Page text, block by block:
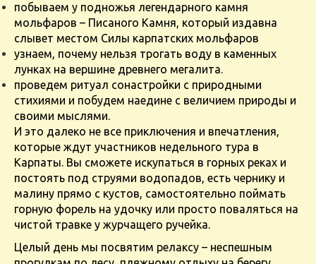
побываем у подножья легендарного камня
мольфаров – Писаного Камня, который издавна
слывет местом Силы карпатских мольфаров
узнаем, почему нельзя трогать воду в каменных
лунках на вершине древнего мегалита.
проведем ритуал сонастройки с природными
стихиями и побудем наедине с величием природы и
своими мыслями.
И это далеко не все приключения и впечатления,
которые ждут участников недельного тура в
Карпаты. Вы сможете искупаться в горных реках и
постоять под струями водопадов, есть чернику и
малину прямо с кустов, самостоятельно поймать
горную форель на удочку или просто поваляться на
чистой травке у журчащего ручейка.
Целый день мы посвятим релаксу – неспешным